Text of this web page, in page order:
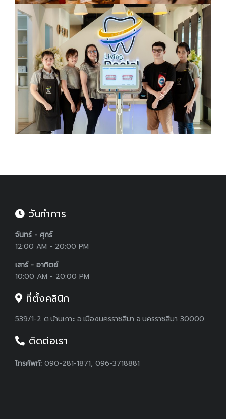
วันทำการ
จันทร์ - ศุกร์
12:00 AM - 20:00 PM
เสาร์ - อาทิตย์
10:00 AM - 20:00 PM
ที่ตั้งคลินิก
539/1-2 ต.บ้านเกาะ อ.เมืองนครราชสีมา จ.นครราชสีมา 30000
ติดต่อเรา
โทรศัพท์: 090-281-1871, 096-3718881